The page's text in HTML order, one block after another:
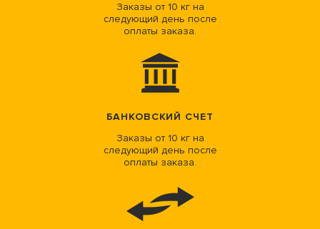
Заказы от 10 кг на
следующий день после
оплаты заказа.
БАНКОВСКИЙ СЧЕТ
Заказы от 10 кг на
следующий день после
оплаты заказа.